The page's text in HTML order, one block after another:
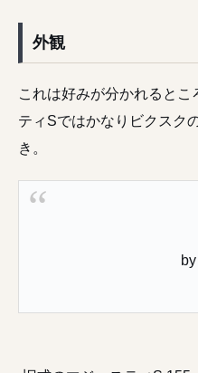
外観
これは好みが分かれると
ティSではかなりビクスク
き。
by